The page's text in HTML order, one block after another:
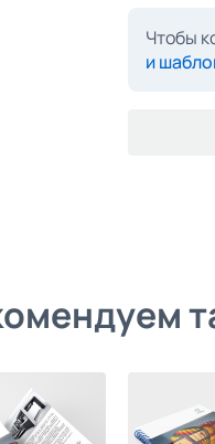
Чтобы
и